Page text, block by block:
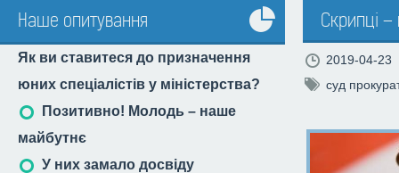
Наше опитування
Усі
опитування
Як ви ставитеся до призначення
юних спеціалістів у міністерства?
Позитивно! Молодь – наше
майбутнє
У них замало досвіду
Скрипці
2019-04-23
суд